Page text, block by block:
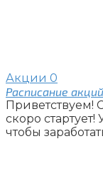
Акции 0
Расписание
Приветствуем!
скоро
чтобы